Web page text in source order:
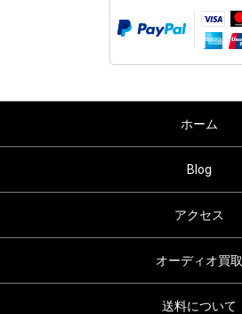
ホーム
Blog
アクセス
オーディオ買取
送料について